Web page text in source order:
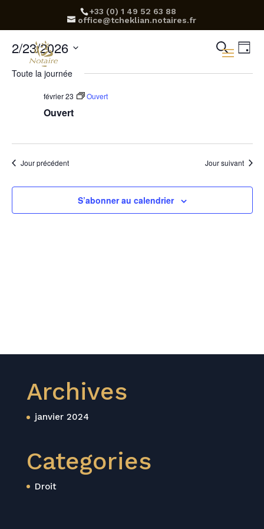
‪+33 (0) 1 49 52 63 88‬
office@tcheklian.notaires.fr
et
Recherche
Jour
2/23/2026
Sélectionnez
une
Toute la journée
février 23 Ouvert
Ouvert
Jour précédent Jour suivant
S’abonner au calendrier
Archives
janvier 2024
Categories
Droit